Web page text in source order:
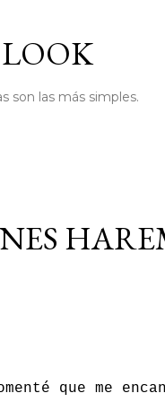
son las más simples.
que me